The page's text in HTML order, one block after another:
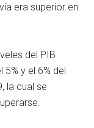
era superior en
del PIB
y el 6% del
la cual se